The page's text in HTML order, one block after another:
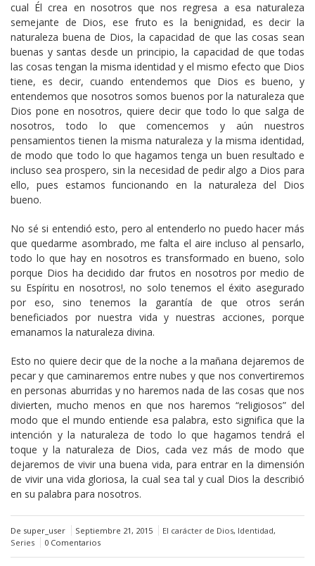
cual Él crea en nosotros que nos regresa a esa naturaleza
semejante de Dios, ese fruto es la benignidad, es decir la
naturaleza buena de Dios, la capacidad de que las cosas sean
buenas y santas desde un principio, la capacidad de que todas
las cosas tengan la misma identidad y el mismo efecto que Dios
tiene, es decir, cuando entendemos que Dios es bueno, y
entendemos que nosotros somos buenos por la naturaleza que
Dios pone en nosotros, quiere decir que todo lo que salga de
nosotros, todo lo que comencemos y aún nuestros
pensamientos tienen la misma naturaleza y la misma identidad,
de modo que todo lo que hagamos tenga un buen resultado e
incluso sea prospero, sin la necesidad de pedir algo a Dios para
ello, pues estamos funcionando en la naturaleza del Dios
bueno.
No sé si entendió esto, pero al entenderlo no puedo hacer más
que quedarme asombrado, me falta el aire incluso al pensarlo,
todo lo que hay en nosotros es transformado en bueno, solo
porque Dios ha decidido dar frutos en nosotros por medio de
su Espíritu en nosotros!, no solo tenemos el éxito asegurado
por eso, sino tenemos la garantía de que otros serán
beneficiados por nuestra vida y nuestras acciones, porque
emanamos la naturaleza divina.
Esto no quiere decir que de la noche a la mañana dejaremos de
pecar y que caminaremos entre nubes y que nos convertiremos
en personas aburridas y no haremos nada de las cosas que nos
divierten, mucho menos en que nos haremos “religiosos” del
modo que el mundo entiende esa palabra, esto significa que la
intención y la naturaleza de todo lo que hagamos tendrá el
toque y la naturaleza de Dios, cada vez más de modo que
dejaremos de vivir una buena vida, para entrar en la dimensión
de vivir una vida gloriosa, la cual sea tal y cual Dios la describió
en su palabra para nosotros.
De super_user Septiembre 21, 2015 El carácter de Dios, Identidad,
Series
0 Comentarios